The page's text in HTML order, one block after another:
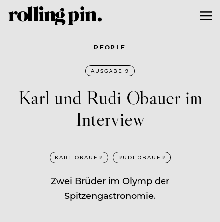
PEOPLE
AUSGABE 9
Karl und Rudi Obauer im
Interview
KARL OBAUER RUDI OBAUER
Zwei Brüder im Olymp der
Spitzengastronomie.